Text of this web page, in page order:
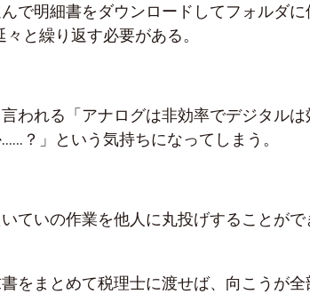
で明細書をダウンロードしてフォルダに
と繰り返す必要がある。
われる「アナログは非効率でデジタルは
？」という気持ちになってしまう。
ていの作業を他人に丸投げすることがで
をまとめて税理士に渡せば、向こうが全